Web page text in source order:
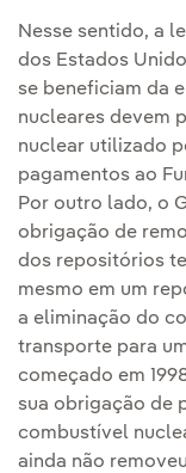
Nesse sentido, a
dos Estados
se beneficiam da
nucleares devem
nuclear utilizado
pagamentos ao
Por outro lado, o
obrigação de
dos repositórios
mesmo em um
a eliminação do
transporte para
começado em
sua obrigação de
combustível
ainda não